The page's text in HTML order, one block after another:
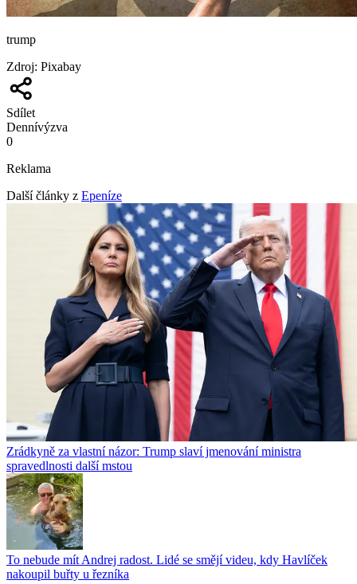
trump
Zdroj: Pixabay
Sdílet
Dennívýzva
0
Reklama
Další články z Epeníze
Zrádkyně za vlastní názor: Trump slaví jmenování ministra
spravedlnosti další mstou
To nebude mít Andrej radost. Lidé se smějí videu, kdy Havlíček
nakoupil buřty u řezníka